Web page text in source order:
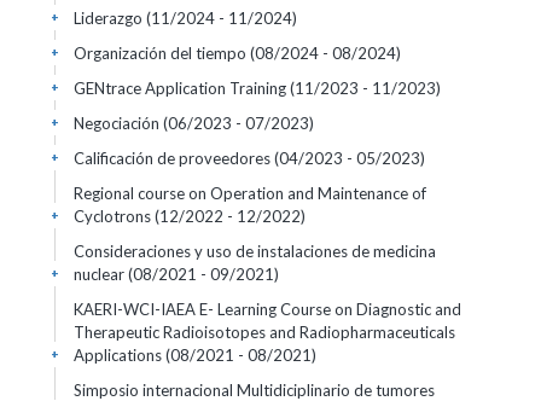
Liderazgo (11/2024 - 11/2024)
+
Organización del tiempo (08/2024 - 08/2024)
+
GENtrace Application Training(11/2023 - 11/2023)
+
Negociación (06/2023 - 07/2023)
+
Calificación de proveedores(04/2023 - 05/2023)
+
Regional course on Operation and Maintenance of
Cyclotrons(12/2022 - 12/2022)
+
Consideraciones y uso de instalaciones de medicina
nuclear(08/2021 - 09/2021)
+
KAERI-WCI-IAEA E- Learning Course on Diagnostic and
Therapeutic Radioisotopes and Radiopharmaceuticals
Applications(08/2021 - 08/2021)
+
Simposio internacional Multidiciplinario de tumores